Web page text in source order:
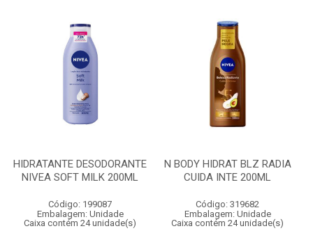
HIDRATANTE DESODORANTE
NIVEA SOFT MILK 200ML
Código: 199087
Embalagem: Unidade
Caixa contém 24 unidade(s)
N BODY HIDRAT BLZ RADIA
CUIDA INTE 200ML
Código: 319682
Embalagem: Unidade
Caixa contém 24 unidade(s)